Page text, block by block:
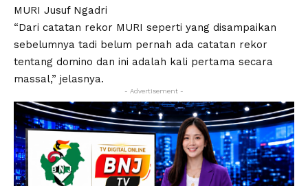
MURI Jusuf Ngadri
“Dari catatan rekor MURI seperti yang disampaikan
sebelumnya tadi belum pernah ada catatan rekor
tentang domino dan ini adalah kali pertama secara
massal,” jelasnya.
- Advertisement -